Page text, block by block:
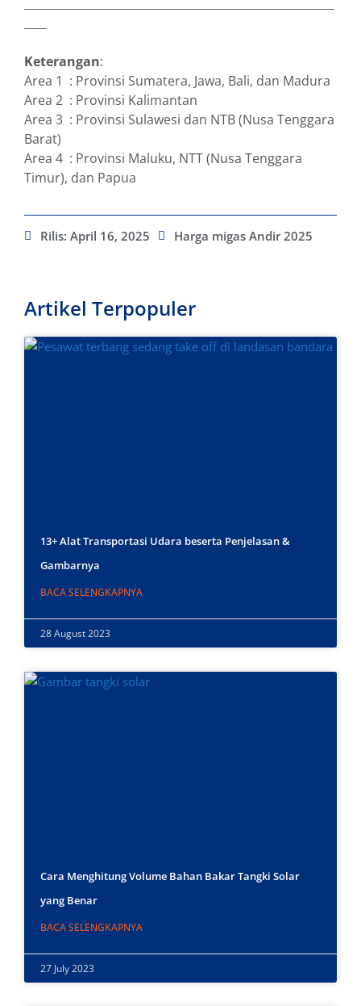
Keterangan:
Area 1 : Provinsi Sumatera, Jawa, Bali, dan Madura
Area 2 : Provinsi Kalimantan
Area 3 : Provinsi Sulawesi dan NTB (Nusa Tenggara
Barat)
Area 4 : Provinsi Maluku, NTT (Nusa Tenggara
Timur), dan Papua
Rilis: April 16, 2025 Harga migas Andir 2025
Artikel Terpopuler
13+ Alat Transportasi Udara beserta Penjelasan &
Gambarnya
BACA SELENGKAPNYA
28 August 2023
Cara Menghitung Volume Bahan Bakar Tangki Solar
yang Benar
BACA SELENGKAPNYA
27 July 2023